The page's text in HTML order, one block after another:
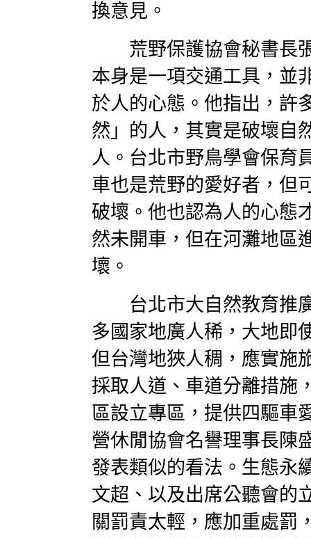
換意見。
荒野保護協會秘書長
本身是一項交通工具，並
於人的心態。他指出，許
然」的人，其實是破壞自
人。台北市野鳥學會保育
車也是荒野的愛好者，但
破壞。他也認為人的心態
然未開車，但在河灘地區
壞。
台北市大自然教育推廣
多國家地廣人稀，大地即
但台灣地狹人稠，應實施
採取人道、車道分離措施
區設立專區，提供四驅車
營休閒協會名譽理事長陳
發表類似的看法。生態永
文超、以及出席公聽會的
關罰責太輕，應加重處罰